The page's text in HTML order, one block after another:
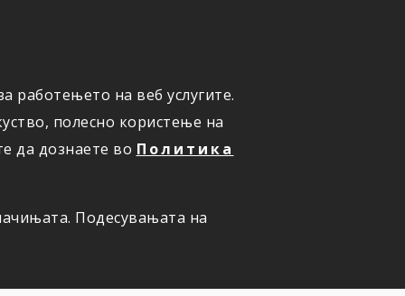
работењето на веб услугите.
полесно користење на
да дознаете во Политика
Подесувањата на
на